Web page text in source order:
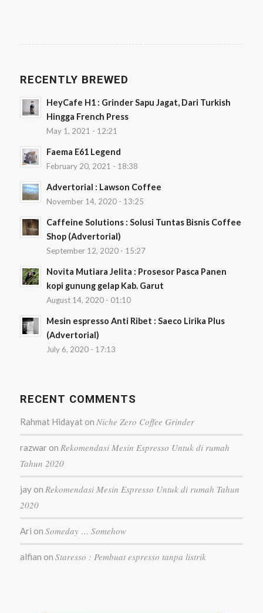
RECENTLY BREWED
HeyCafe H1 : Grinder Sapu Jagat, Dari Turkish
Hingga French Press
May 1, 2021 - 12:21
Faema E61 Legend
February 20, 2021 - 18:38
Advertorial : Lawson Coffee
November 14, 2020 - 13:25
Caffeine Solutions : Solusi Tuntas Bisnis Coffee
Shop (Advertorial)
September 12, 2020 - 15:27
Novita Mutiara Jelita : Prosesor Pasca Panen
kopi gunung gelap Kab. Garut
August 14, 2020 - 01:10
Mesin espresso Anti Ribet : Saeco Lirika Plus
(Advertorial)
July 6, 2020 - 17:13
RECENT COMMENTS
Rahmat Hidayaton Niche Zero Coffee Grinder
razwaron Rekomendasi Mesin Espresso Untuk di rumah
Tahun 2020
jayon Rekomendasi Mesin Espresso Untuk di rumah Tahun
2020
Ari on Someday … Somehow
alfian on Staresso : Pembuat espresso tanpa listrik